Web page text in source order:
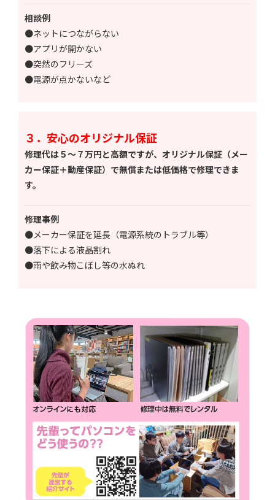
相談例
●ネットにつながらない
●アプリが開かない
●突然のフリーズ
●電源が点かないなど
３．安心のオリジナル保証
修理代は５～７万円と高額ですが、オリジナル保証（メー
カー保証＋動産保証）で無償または低価格で修理できま
す。
修理事例
●メーカー保証を延長（電源系統のトラブル等）
●落下による液晶割れ
●雨や飲み物こぼし等の水ぬれ